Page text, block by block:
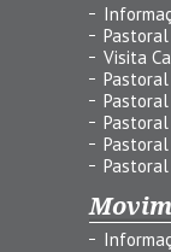
Visita